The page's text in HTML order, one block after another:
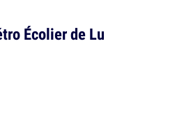
Écolier de Lu